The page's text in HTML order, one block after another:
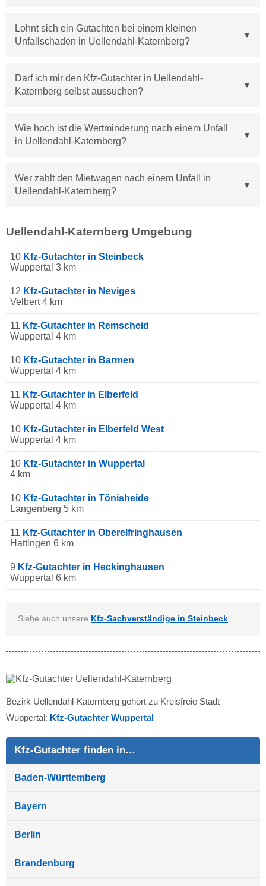
Lohnt sich ein Gutachten bei einem kleinen
Unfallschaden in Uellendahl-Katernberg?
Darf ich mir den Kfz-Gutachter in Uellendahl-
Katernberg selbst aussuchen?
Wie hoch ist die Wertminderung nach einem Unfall
in Uellendahl-Katernberg?
Wer zahlt den Mietwagen nach einem Unfall in
Uellendahl-Katernberg?
Uellendahl-Katernberg Umgebung
10 Kfz-Gutachter in Steinbeck
Wuppertal 3 km
12 Kfz-Gutachter in Neviges
Velbert 4 km
11 Kfz-Gutachter in Remscheid
Wuppertal 4 km
10 Kfz-Gutachter in Barmen
Wuppertal 4 km
11 Kfz-Gutachter in Elberfeld
Wuppertal 4 km
10 Kfz-Gutachter in Elberfeld West
Wuppertal 4 km
10 Kfz-Gutachter in Wuppertal
4 km
10 Kfz-Gutachter in Tönisheide
Langenberg 5 km
11 Kfz-Gutachter in Oberelfringhausen
Hattingen 6 km
9 Kfz-Gutachter in Heckinghausen
Wuppertal 6 km
Siehe auch unsere Kfz-Sachverständige in Steinbeck.
Bezirk Uellendahl-Katernberg gehört zu Kreisfreie Stadt
Wuppertal: Kfz-Gutachter Wuppertal
Kfz-Gutachter finden in…
Baden-Württemberg
Bayern
Berlin
Brandenburg